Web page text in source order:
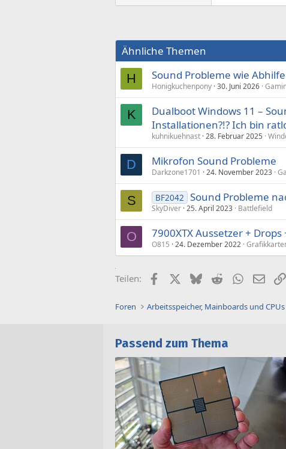
Ähnliche Themen
H Sound Probleme wie
Honigkuchenpony 30. Juni 2026
K
Dualboot Windows 11 –
Installationen?!? Ich bin
kuhnikuehnast 28. Februar 2025
D Mikrofon Sound Probleme
Darkzone1701 24. November 2023
S BF2042 Sound Probleme
SkyDiver 25. April 2023 Battlefield
O 7900XTX Aussetzer +
O815 24. Dezember 2022
Teilen: FacebookX (Twitter)
BlueskyRedditWhatsApp
E-Mail
Foren Arbeitsspeicher, Mainboards und CPUs
Passend zum Thema